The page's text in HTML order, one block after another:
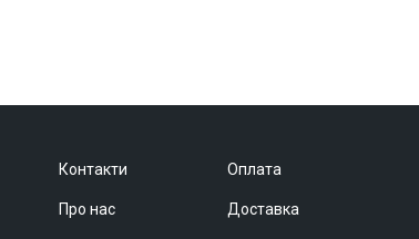
912391
Контакти
Про нас
Оплата
Доставка